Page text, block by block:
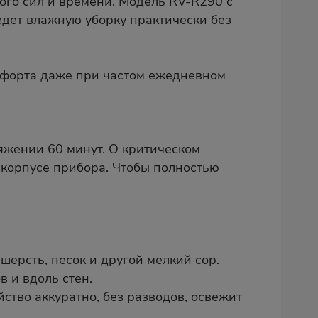
влажную уборку практически без
даже при частом ежедневном
60 минут. О критическом
прибора. Чтобы полностью
песок и другой мелкий сор.
и вдоль стен.
аккуратно, без разводов, освежит